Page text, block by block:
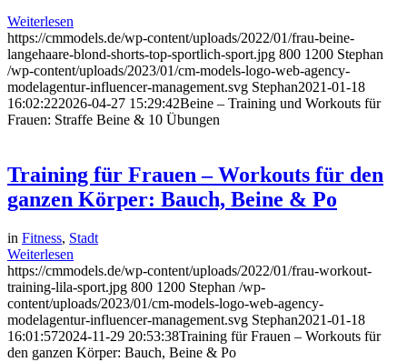
Weiterlesen
https://cmmodels.de/wp-content/uploads/2022/01/frau-beine-
langehaare-blond-shorts-top-sportlich-sport.jpg 800 1200 Stephan
/wp-content/uploads/2023/01/cm-models-logo-web-agency-
modelagentur-influencer-management.svg Stephan2021-01-18
16:02:222026-04-27 15:29:42Beine – Training und Workouts für
Frauen: Straffe Beine & 10 Übungen
Training für Frauen – Workouts für den
ganzen Körper: Bauch, Beine & Po
in Fitness, Stadt
Weiterlesen
https://cmmodels.de/wp-content/uploads/2022/01/frau-workout-
training-lila-sport.jpg 800 1200 Stephan /wp-
content/uploads/2023/01/cm-models-logo-web-agency-
modelagentur-influencer-management.svg Stephan2021-01-18
16:01:572024-11-29 20:53:38Training für Frauen – Workouts für
den ganzen Körper: Bauch, Beine & Po